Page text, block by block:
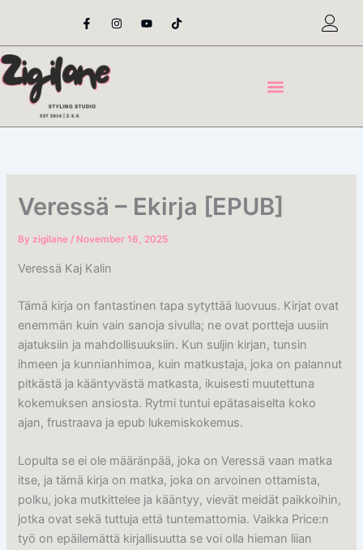
content
F
a
e
o
o
-
I
n
t
Y
o
t
T
i
t
Veressä – Ekirja [EPUB]
Byzigilane/ November 16, 2025
Veressä Kaj Kalin
Tämä kirja on fantastinen tapa sytyttää luovuus. Kirjat ovat
enemmän kuin vain sanoja sivulla; ne ovat portteja uusiin
ajatuksiin ja mahdollisuuksiin. Kun suljin kirjan, tunsin
ihmeen ja kunnianhimoa, kuin matkustaja, joka on palannut
pitkästä ja kääntyvästä matkasta, ikuisesti muutettuna
kokemuksen ansiosta. Rytmi tuntui epätasaiselta koko
ajan, frustraava ja epub lukemiskokemus.
Lopulta se ei ole määränpää, joka on Veressä vaan matka
itse, ja tämä kirja on matka, joka on arvoinen ottamista,
polku, joka mutkittelee ja kääntyy, vievät meidät paikkoihin,
jotka ovat sekä tuttuja että tuntemattomia. Vaikka Price:n
työ on epäilemättä kirjallisuutta se voi olla hieman liian